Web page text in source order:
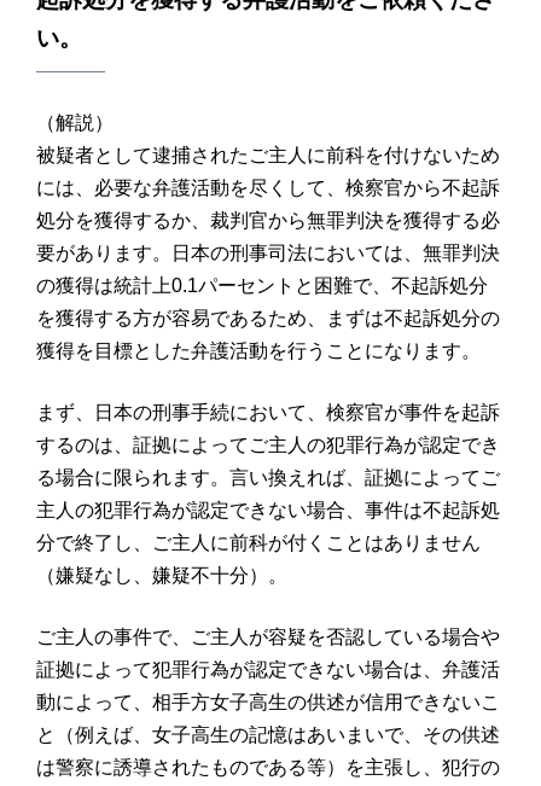
い。
（解説）
被疑者として逮捕されたご主人に前科を付けないため
には、必要な弁護活動を尽くして、検察官から不起訴
処分を獲得するか、裁判官から無罪判決を獲得する必
要があります。日本の刑事司法においては、無罪判決
の獲得は統計上0.1パーセントと困難で、不起訴処分
を獲得する方が容易であるため、まずは不起訴処分の
獲得を目標とした弁護活動を行うことになります。
まず、日本の刑事手続において、検察官が事件を起訴
するのは、証拠によってご主人の犯罪行為が認定でき
る場合に限られます。言い換えれば、証拠によってご
主人の犯罪行為が認定できない場合、事件は不起訴処
分で終了し、ご主人に前科が付くことはありません
（嫌疑なし、嫌疑不十分）。
ご主人の事件で、ご主人が容疑を否認している場合や
証拠によって犯罪行為が認定できない場合は、弁護活
動によって、相手方女子高生の供述が信用できないこ
と（例えば、女子高生の記憶はあいまいで、その供述
は警察に誘導されたものである等）を主張し、犯行の